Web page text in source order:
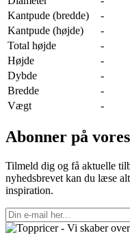
Kantpude (bredde)
-
Kantpude (højde)
-
Total højde
-
Højde
-
Dybde
-
Bredde
-
Vægt
-
Abonner på
Tilmeld dig og få aktuelle
nyhedsbrevet kan du læse
inspiration.